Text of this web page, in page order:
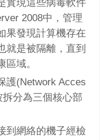
實現這些病毒軟件
2008中，管理
果發現計算機存在
就是被隔離，直到
域。
(Network Acces
分為三個核心部
網絡的機子經檢